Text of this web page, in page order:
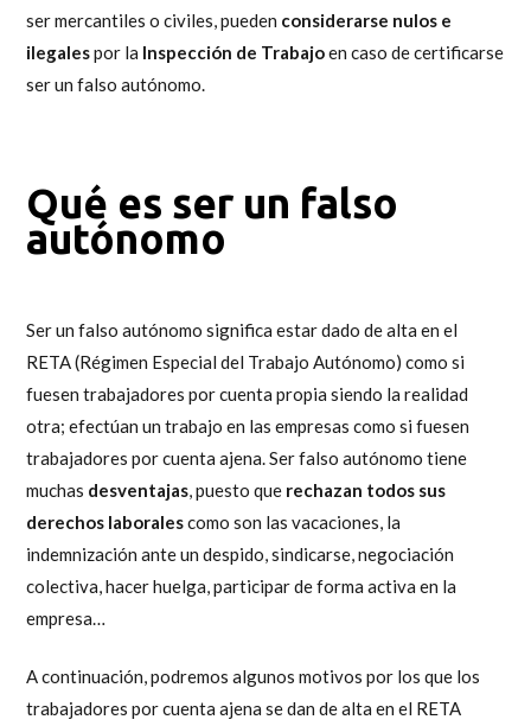
ser mercantiles o civiles, pueden considerarse nulos e
ilegalespor la Inspección de Trabajoen caso de certificarse
ser un falso autónomo.
Qué es ser un falso
autónomo
Ser un falso autónomo significa estar dado de alta en el
RETA (Régimen Especial del Trabajo Autónomo) como si
fuesen trabajadores por cuenta propia siendo la realidad
otra; efectúan un trabajo en las empresas como si fuesen
trabajadores por cuenta ajena. Ser falso autónomo tiene
muchas desventajas, puesto que rechazan todos sus
derechos laboralescomo son las vacaciones, la
indemnización ante un despido, sindicarse, negociación
colectiva, hacer huelga, participar de forma activa en la
empresa…
A continuación, podremos algunos motivos por los que los
trabajadores por cuenta ajena se dan de alta en el RETA